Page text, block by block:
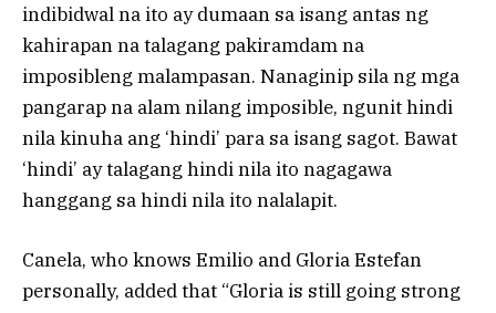
indibidwal na ito ay dumaan sa isang antas ng
kahirapan na talagang pakiramdam na
imposibleng malampasan. Nanaginip sila ng mga
pangarap na alam nilang imposible, ngunit hindi
nila kinuha ang ‘hindi’ para sa isang sagot. Bawat
‘hindi’ ay talagang hindi nila ito nagagawa
hanggang sa hindi nila ito nalalapit.
Canela, who knows Emilio and Gloria Estefan
personally, added that “Gloria is still going strong